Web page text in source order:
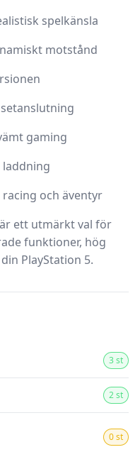
spelkänsla
motstånd
gaming
laddning
och äventyr
är ett utmärkt val för
funktioner, hög
PlayStation 5.
3 st
2 st
0 st